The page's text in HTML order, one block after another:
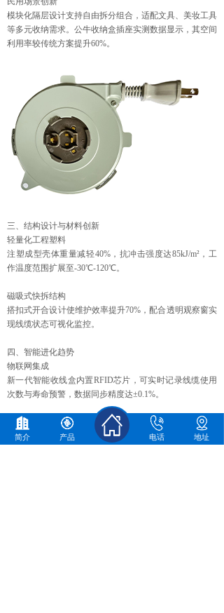
模块化隔层设计支持自由拆分组合，适配文具、美妆工具
等多元收纳需求。公牛收纳盒插座实测数据显示，其空间
利用率较传统方案提升60%。
三、结构设计与材料创新
轻量化工程塑料‌
注塑成型壳体重量减轻40%，抗冲击强度达85kJ/m²，工
作温度范围扩展至-30℃-120℃。
磁吸式快拆结构‌
搭扣式开合设计使维护效率提升70%，配合透明观察窗实
现线缆状态可视化监控。
四、智能进化趋势
物联网集成‌
新一代智能收线盒内置RFID芯片，可实时记录线缆使用
次数与寿命预警，数据同步精度达±0.1%。
自适应张力控制‌
伺服电机驱动系统根据线缆受力自动调节收放速度，使工
简介 产品 电话 地址